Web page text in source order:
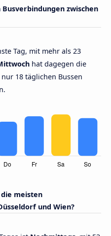
zwischen
Tag, mit mehr als 23
hat dagegen die
18 täglichen Bussen
meisten
und Wien?